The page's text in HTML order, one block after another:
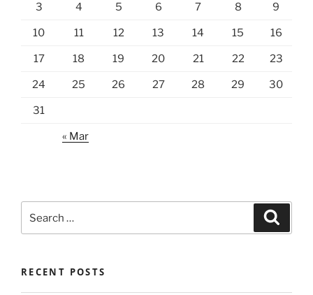
3 4 5 6 7 8 9
10 11 12 13 14 15 16
17 18 19 20 21 22 23
24 25 26 27 28 29 30
31
« Mar
for:
RECENT POSTS